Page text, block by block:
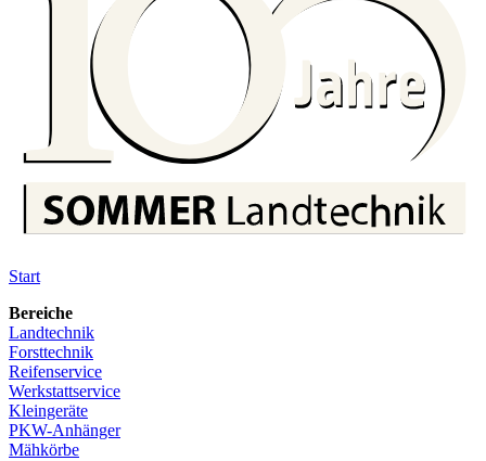
Start
Bereiche
Landtechnik
Forsttechnik
Reifenservice
Werkstattservice
Kleingeräte
PKW-Anhänger
Mähkörbe